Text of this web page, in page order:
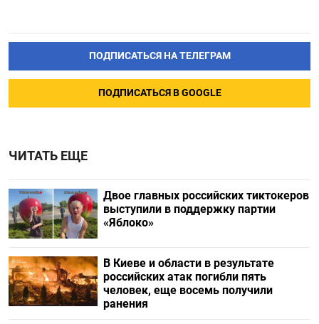
ПОДПИСАТЬСЯ НА ТЕЛЕГРАМ
ПОДПИСАТЬСЯ В GOOGLE
ЧИТАТЬ ЕЩЕ
Двое главных российских тиктокеров
выступили в поддержку партии
«Яблоко»
В Киеве и области в результате
российских атак погибли пять
человек, еще восемь получили
ранения